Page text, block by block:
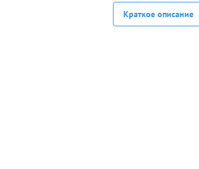
Краткое описание